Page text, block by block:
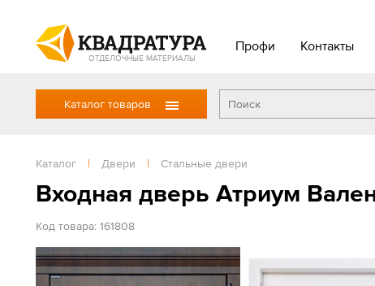
ОТДЕЛОЧНЫЕ МАТЕРИАЛЫ
Профи Контакты
Каталог товаров
Каталог | Двери | Стальные двери
Входная дверь Атриум
Код товара: 161808